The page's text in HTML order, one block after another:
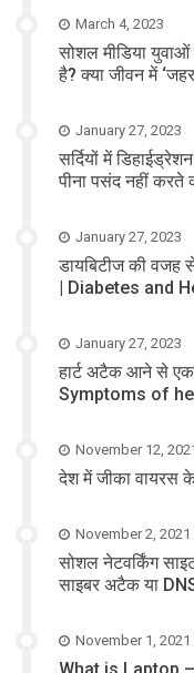
March 4, 2023
सोशल मीडिया
है? क्या जीवन में
January 27, 2023
सर्दियों में
पीना पसंद नहीं करते
January 27, 2023
डायबिटीज की वजह
| Diabetes and
January 27, 2023
हार्ट अटैक आने से एक
Symptoms of
November 12,
देश में जीका वायरस
November 2, 2021
सोशल नेटवर्किंग
साइबर अटैक या
November 1, 2021